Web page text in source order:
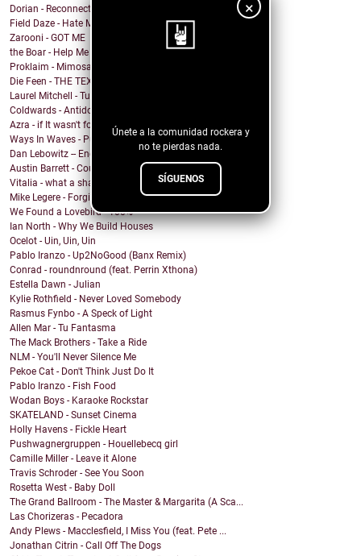
×
Únete a la comunidad rockera y
no te pierdas nada.
SÍGUENOS
Dorian - Reconnected
Field Daze - Hate Me
Zarooni - GOT ME
the Boar - Help Me
Proklaim - Mimosa
Die Feen - THE TEXAN
Laurel Mitchell - Tuesday, Parkway
Coldwards - Antidote
Azra - if It wasn't for you
Ways In Waves - Pulled to the Sky
Dan Lebowitz -- Enemies
Austin Barrett - Country Enuf
Vitalia - what a shame
Mike Legere - Forgiveness
We Found a Lovebird - 100%
Ian North - Why We Build Houses
Ocelot - Uin, Uin, Uin
Pablo Iranzo - Up2NoGood (Banx Remix)
Conrad - roundnround (feat. Perrin Xthona)
Estella Dawn - Julian
Kylie Rothfield - Never Loved Somebody
Rasmus Fynbo - A Speck of Light
Allen Mar - Tu Fantasma
The Mack Brothers - Take a Ride
NLM - You'll Never Silence Me
Pekoe Cat - Don't Think Just Do It
Pablo Iranzo - Fish Food
Wodan Boys - Karaoke Rockstar
SKATELAND - Sunset Cinema
Holly Havens - Fickle Heart
Pushwagnergruppen - Houellebecq girl
Camille Miller - Leave it Alone
Travis Schroder - See You Soon
Rosetta West - Baby Doll
The Grand Ballroom - The Master & Margarita (A Sca...
Las Chorizeras - Pecadora
Andy Plews - Macclesfield, I Miss You (feat. Pete ...
Jonathan Citrin - Call Off The Dogs